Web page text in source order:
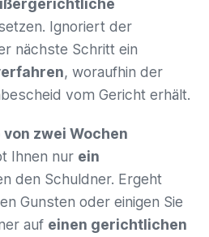
Ignoriert der
nächste Schritt ein
, woraufhin der
vom Gericht erhält.
zwei Wochen
Ihnen nur ein
den Schuldner. Ergeht
Gunsten oder einigen Sie
auf einen gerichtlichen